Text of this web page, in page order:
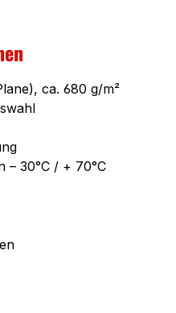
ca. 680 g/m²
– 30°C / + 70°C